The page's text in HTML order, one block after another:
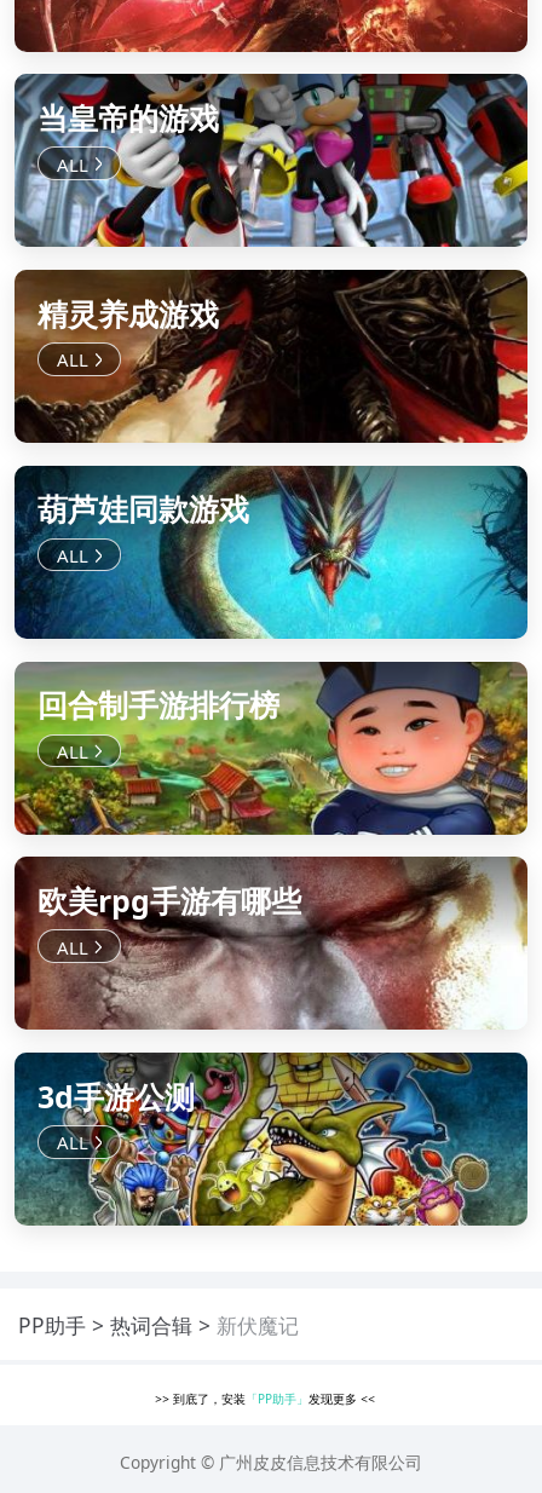
当皇帝的游戏
精灵养成游戏
葫芦娃同款游戏
回合制手游排行榜
欧美rpg手游有哪些
3d手游公测
PP助手 热词合辑 新伏魔记
>> 到底了，安装 「PP助手」发现更多<<
Copyright © 广州皮皮信息技术有限公司